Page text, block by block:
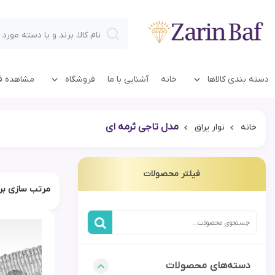
خانه آشنایی با ما دسته بندی کالاها فروشگاه مشاهده
خانه نوار یراق مدل تاجی ثرمه ای
فیلتر محصولات
دسته‌های محصولات